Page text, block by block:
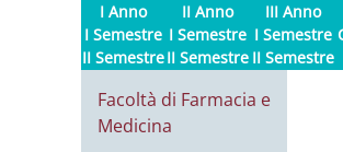
I Anno
I Semestre
II Semestre
II Anno
I Semestre
II Semestre
III Anno
I Semestre
II Semestre
Facoltà di Farmacia e
Medicina